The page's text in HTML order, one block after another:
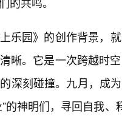
乐园》的创作背景，
晰。它是一次跨越时空
的深刻碰撞。九月，成
的神明们，寻回自我